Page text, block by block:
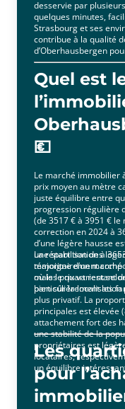
desservie par
quelques minutes,
Strasbourg et ses
contribue à la qualité
d’Oberhausbergen
Quel est
💶
Le marché immobilier
prix moyen au mètre
juste équilibre entre
progression régulière
(de 3517 € à 3951 € le
correction en 2024 à
d’une légère hausse
une stabilisation à
témoigne d’un
où les prix varient
bien sûr la localisation
La répartition des
majoritairement
mais le quart restant
particulièrement les
plus privatif. La
principales est élevée
attachement fort des
une stabilité de la
propriétaires est
locataires,
un équilibre
Les
pour